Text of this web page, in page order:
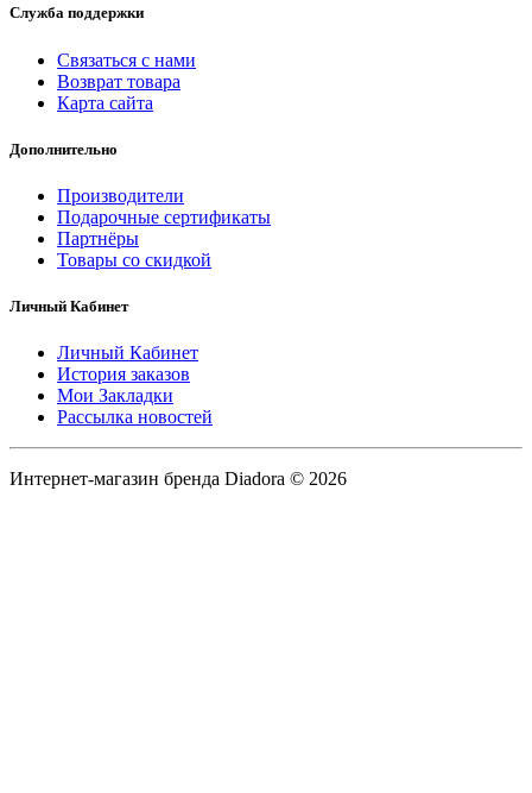
Служба поддержки
Связаться с нами
Возврат товара
Карта сайта
Дополнительно
Производители
Подарочные сертификаты
Партнёры
Товары со скидкой
Личный Кабинет
Личный Кабинет
История заказов
Мои Закладки
Рассылка новостей
Интернет-магазин бренда Diadora © 2026